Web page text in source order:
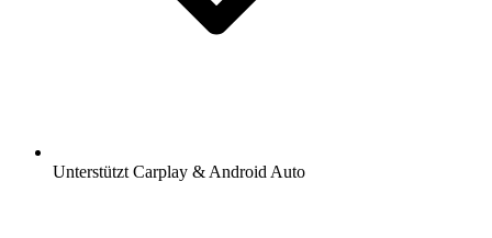
Unterstützt Carplay & Android Auto